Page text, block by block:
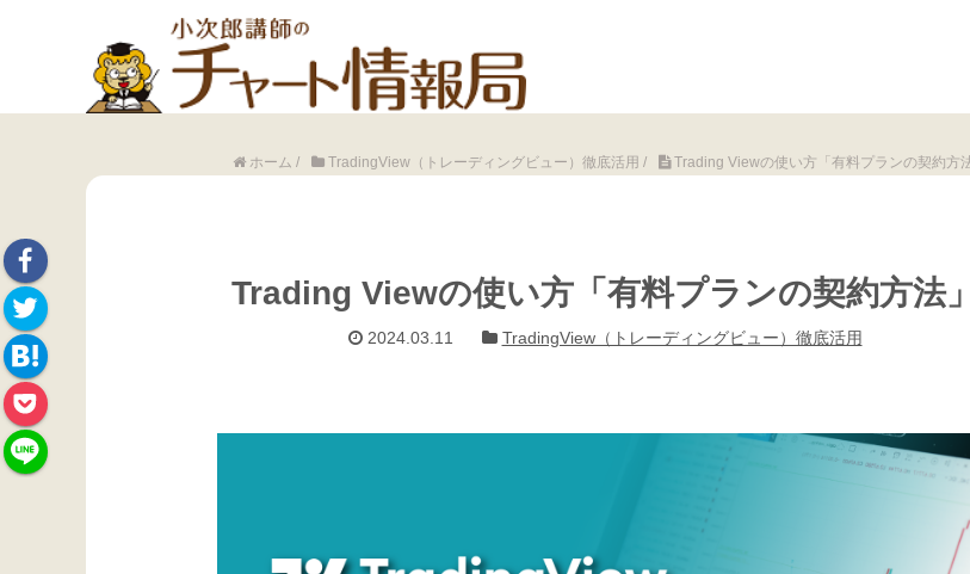
ホーム / TradingView（トレーディングビュー）徹底活用 / Trading Viewの使い方「有料プランの契約方法
Trading Viewの使い方「有料プランの契約方法」
2024.03.11 TradingView（トレーディングビュー）徹底活用
Face
book
Twitte
r
Hate
na
Pock